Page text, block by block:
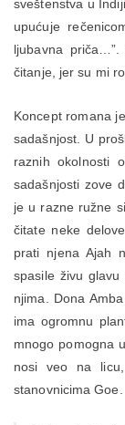
sveštenstva u
upućuje
ljubavna
čitanje, jer su mi
Koncept romana
sadašnjost. U
raznih okolnosti
sadašnjosti zove
je u razne ružne
čitate neke
prati njena Ajah
spasile živu
njima. Dona
ima ogromnu
mnogo pomogna
nosi veo na
stanovnicima Goe.